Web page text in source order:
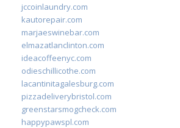
jccoinlaundry.com
kautorepair.com
marjaeswinebar.com
elmazatlanclinton.com
ideacoffeenyc.com
odieschillicothe.com
lacantinitagalesburg.com
pizzadeliverybristol.com
greenstarsmogcheck.com
happypawspl.com